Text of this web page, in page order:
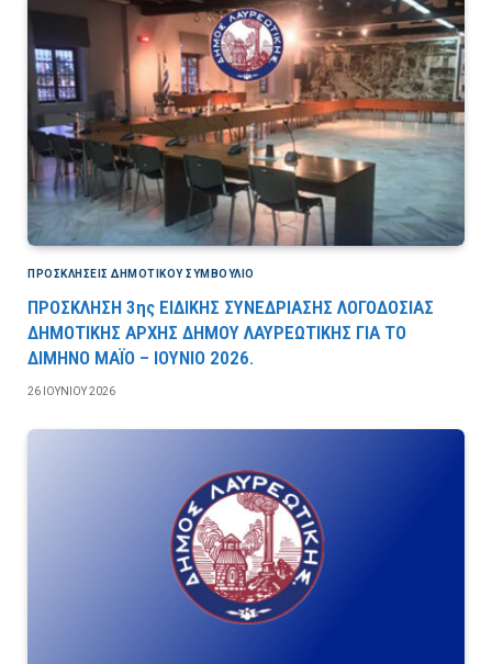
ΠΡΟΣΚΛΉΣΕΙΣ ΔΗΜΟΤΙΚΟΎ ΣΥΜΒΟΎΛΙΟ
ΠΡΟΣΚΛΗΣΗ 3ης ΕΙΔΙΚΗΣ ΣΥΝΕΔΡΙΑΣΗΣ ΛΟΓΟΔΟΣΙΑΣ
ΔΗΜΟΤΙΚΗΣ ΑΡΧΗΣ ΔΗΜΟΥ ΛΑΥΡΕΩΤΙΚΗΣ ΓΙΑ ΤΟ
ΔΙΜΗΝΟ ΜΑΪΟ – ΙΟΥΝΙΟ 2026.
26 ΙΟΥΝΊΟΥ 2026